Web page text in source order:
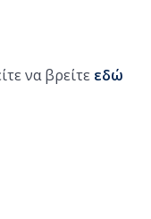
να βρείτε εδώ